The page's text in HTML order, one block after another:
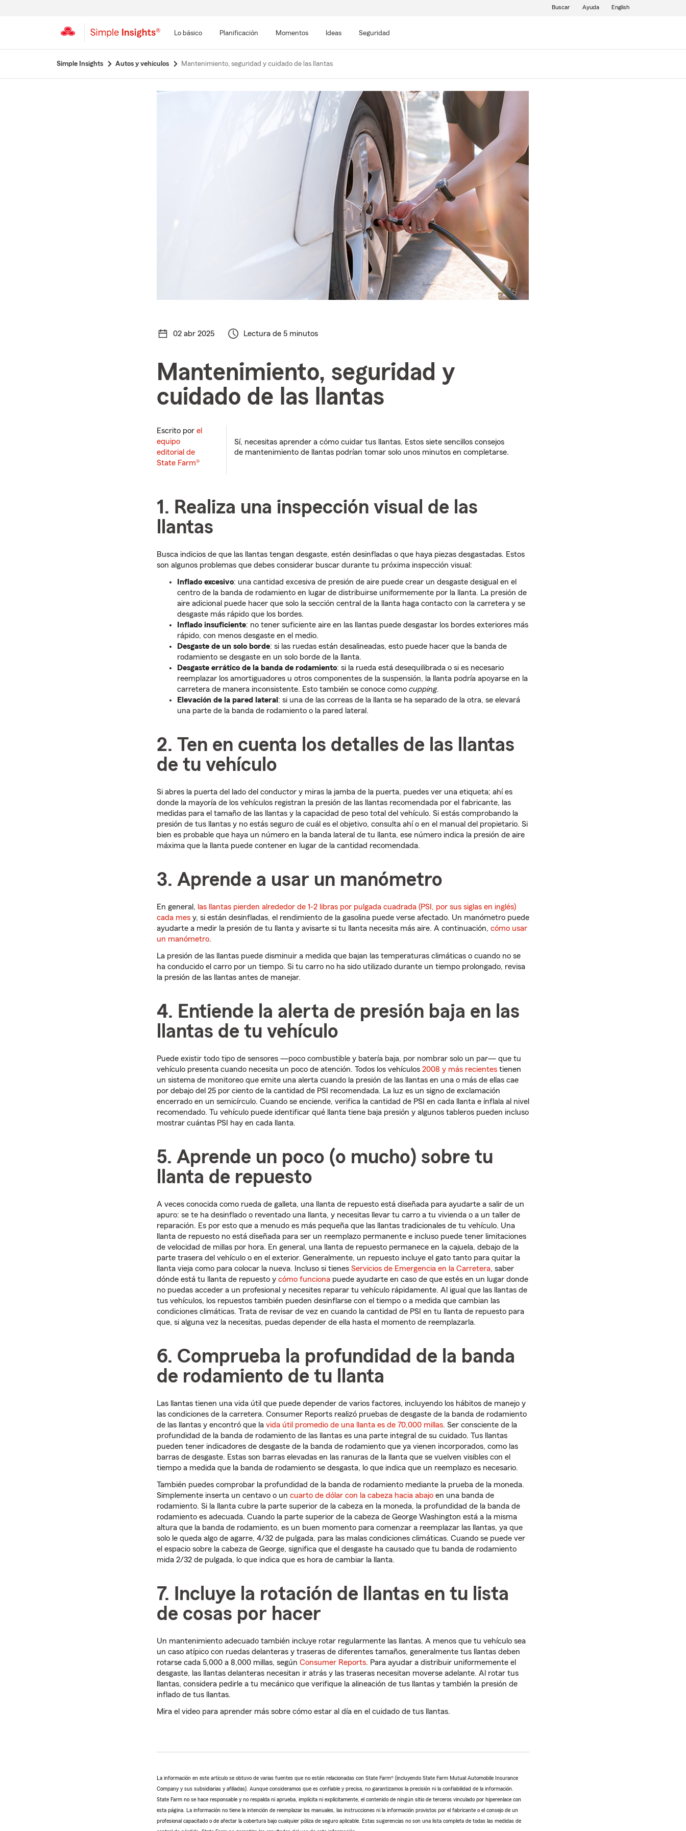
Lo básico Planificación Momentos Ideas Seguridad
Buscar Ayuda English
Simple Insights Autos y vehículos Mantenimiento, seguridad y cuidado de las llantas
02 abr 2025 Lectura de 5 minutos
Mantenimiento, seguridad y
cuidado de las llantas
Escrito por el
equipo
editorial de
State Farm®
Sí, necesitas aprender a cómo cuidar tus llantas. Estos siete sencillos consejos
de mantenimiento de llantas podrían tomar solo unos minutos en completarse.
1. Realiza una inspección visual de las
llantas
Busca indicios de que las llantas tengan desgaste, estén desinfladas o que haya piezas desgastadas. Estos
son algunos problemas que debes considerar buscar durante tu próxima inspección visual:
Inflado excesivo: una cantidad excesiva de presión de aire puede crear un desgaste desigual en el
centro de la banda de rodamiento en lugar de distribuirse uniformemente por la llanta. La presión de
aire adicional puede hacer que solo la sección central de la llanta haga contacto con la carretera y se
desgaste más rápido que los bordes.
Inflado insuficiente: no tener suficiente aire en las llantas puede desgastar los bordes exteriores más
rápido, con menos desgaste en el medio.
Desgaste de un solo borde: si las ruedas están desalineadas, esto puede hacer que la banda de
rodamiento se desgaste en un solo borde de la llanta.
Desgaste errático de la banda de rodamiento: si la rueda está desequilibrada o si es necesario
reemplazar los amortiguadores u otros componentes de la suspensión, la llanta podría apoyarse en la
carretera de manera inconsistente. Esto también se conoce como cupping.
Elevación de la pared lateral : si una de las correas de la llanta se ha separado de la otra, se elevará
una parte de la banda de rodamiento o la pared lateral.
2. Ten en cuenta los detalles de las llantas
de tu vehículo
Si abres la puerta del lado del conductor y miras la jamba de la puerta, puedes ver una etiqueta; ahí es
donde la mayoría de los vehículos registran la presión de las llantas recomendada por el fabricante, las
medidas para el tamaño de las llantas y la capacidad de peso total del vehículo. Si estás comprobando la
presión de tus llantas y no estás seguro de cuál es el objetivo, consulta ahí o en el manual del propietario. Si
bien es probable que haya un número en la banda lateral de tu llanta, ese número indica la presión de aire
máxima que la llanta puede contener en lugar de la cantidad recomendada.
3. Aprende a usar un manómetro
En general, las llantas pierden alrededor de 1-2 libras por pulgada cuadrada (PSI, por sus siglas en inglés)
cada mes y, si están desinfladas, el rendimiento de la gasolina puede verse afectado. Un manómetro puede
ayudarte a medir la presión de tu llanta y avisarte si tu llanta necesita más aire. A continuación, cómo usar
un manómetro.
La presión de las llantas puede disminuir a medida que bajan las temperaturas climáticas o cuando no se
ha conducido el carro por un tiempo. Si tu carro no ha sido utilizado durante un tiempo prolongado, revisa
la presión de las llantas antes de manejar.
4. Entiende la alerta de presión baja en las
llantas de tu vehículo
Puede existir todo tipo de sensores —poco combustible y batería baja, por nombrar solo un par— que tu
vehículo presenta cuando necesita un poco de atención. Todos los vehículos 2008 y más recientes tienen
un sistema de monitoreo que emite una alerta cuando la presión de las llantas en una o más de ellas cae
por debajo del 25 por ciento de la cantidad de PSI recomendada. La luz es un signo de exclamación
encerrado en un semicírculo. Cuando se enciende, verifica la cantidad de PSI en cada llanta e ínflala al nivel
recomendado. Tu vehículo puede identificar qué llanta tiene baja presión y algunos tableros pueden incluso
mostrar cuántas PSI hay en cada llanta.
5. Aprende un poco (o mucho) sobre tu
llanta de repuesto
A veces conocida como rueda de galleta, una llanta de repuesto está diseñada para ayudarte a salir de un
apuro: se te ha desinflado o reventado una llanta, y necesitas llevar tu carro a tu vivienda o a un taller de
reparación. Es por esto que a menudo es más pequeña que las llantas tradicionales de tu vehículo. Una
llanta de repuesto no está diseñada para ser un reemplazo permanente e incluso puede tener limitaciones
de velocidad de millas por hora. En general, una llanta de repuesto permanece en la cajuela, debajo de la
parte trasera del vehículo o en el exterior. Generalmente, un repuesto incluye el gato tanto para quitar la
llanta vieja como para colocar la nueva. Incluso si tienes Servicios de Emergencia en la Carretera, saber
dónde está tu llanta de repuesto y cómo funciona puede ayudarte en caso de que estés en un lugar donde
no puedas acceder a un profesional y necesites reparar tu vehículo rápidamente. Al igual que las llantas de
tus vehículos, los repuestos también pueden desinflarse con el tiempo o a medida que cambian las
condiciones climáticas. Trata de revisar de vez en cuando la cantidad de PSI en tu llanta de repuesto para
que, si alguna vez la necesitas, puedas depender de ella hasta el momento de reemplazarla.
6. Comprueba la profundidad de la banda
de rodamiento de tu llanta
Las llantas tienen una vida útil que puede depender de varios factores, incluyendo los hábitos de manejo y
las condiciones de la carretera. Consumer Reports realizó pruebas de desgaste de la banda de rodamiento
de las llantas y encontró que la vida útil promedio de una llanta es de 70,000 millas. Ser consciente de la
profundidad de la banda de rodamiento de las llantas es una parte integral de su cuidado. Tus llantas
pueden tener indicadores de desgaste de la banda de rodamiento que ya vienen incorporados, como las
barras de desgaste. Estas son barras elevadas en las ranuras de la llanta que se vuelven visibles con el
tiempo a medida que la banda de rodamiento se desgasta, lo que indica que un reemplazo es necesario.
También puedes comprobar la profundidad de la banda de rodamiento mediante la prueba de la moneda.
Simplemente inserta un centavo o un cuarto de dólar con la cabeza hacia abajo en una banda de
rodamiento. Si la llanta cubre la parte superior de la cabeza en la moneda, la profundidad de la banda de
rodamiento es adecuada. Cuando la parte superior de la cabeza de George Washington está a la misma
altura que la banda de rodamiento, es un buen momento para comenzar a reemplazar las llantas, ya que
solo le queda algo de agarre, 4/32 de pulgada, para las malas condiciones climáticas. Cuando se puede ver
el espacio sobre la cabeza de George, significa que el desgaste ha causado que tu banda de rodamiento
mida 2/32 de pulgada, lo que indica que es hora de cambiar la llanta.
7. Incluye la rotación de llantas en tu lista
de cosas por hacer
Un mantenimiento adecuado también incluye rotar regularmente las llantas. A menos que tu vehículo sea
un caso atípico con ruedas delanteras y traseras de diferentes tamaños, generalmente tus llantas deben
rotarse cada 5,000 a 8,000 millas, según Consumer Reports. Para ayudar a distribuir uniformemente el
desgaste, las llantas delanteras necesitan ir atrás y las traseras necesitan moverse adelante. Al rotar tus
llantas, considera pedirle a tu mecánico que verifique la alineación de tus llantas y también la presión de
inflado de tus llantas.
Mira el video para aprender más sobre cómo estar al día en el cuidado de tus llantas.
La información en este artículo se obtuvo de varias fuentes que no están relacionadas con State Farm® (incluyendo State Farm Mutual Automobile Insurance
Company y sus subsidiarias y afiliadas). Aunque consideramos que es confiable y precisa, no garantizamos la precisión ni la confiabilidad de la información.
State Farm no se hace responsable y no respalda ni aprueba, implícita ni explícitamente, el contenido de ningún sitio de terceros vinculado por hiperenlace con
esta página. La información no tiene la intención de reemplazar los manuales, las instrucciones ni la información provistos por el fabricante o el consejo de un
profesional capacitado o de afectar la cobertura bajo cualquier póliza de seguro aplicable. Estas sugerencias no son una lista completa de todas las medidas de